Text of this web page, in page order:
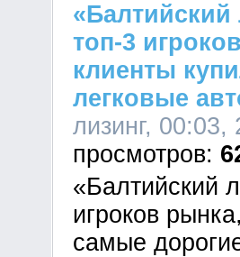
топ-3
клиенты
легковые
лизинг, 00:03,
«Балтийский
игроков
самые